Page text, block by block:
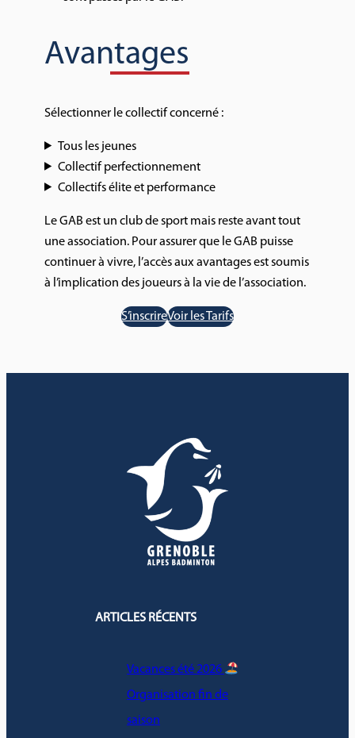
Avantages
Sélectionner le collectif concerné :
Tous les jeunes
Collectif perfectionnement
Collectifs élite et performance
Le GAB est un club de sport mais reste avant tout
une association. Pour assurer que le GAB puisse
continuer à vivre, l’accès aux avantages est soumis
à l’implication des joueurs à la vie de l’association.
S’inscrireVoir les Tarifs
ARTICLES RÉCENTS
Vacances été 2026
Organisation fin de
saison